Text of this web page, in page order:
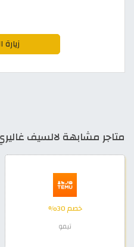
متاجر مشابهة لالسيف
خصم 30%
تيمو